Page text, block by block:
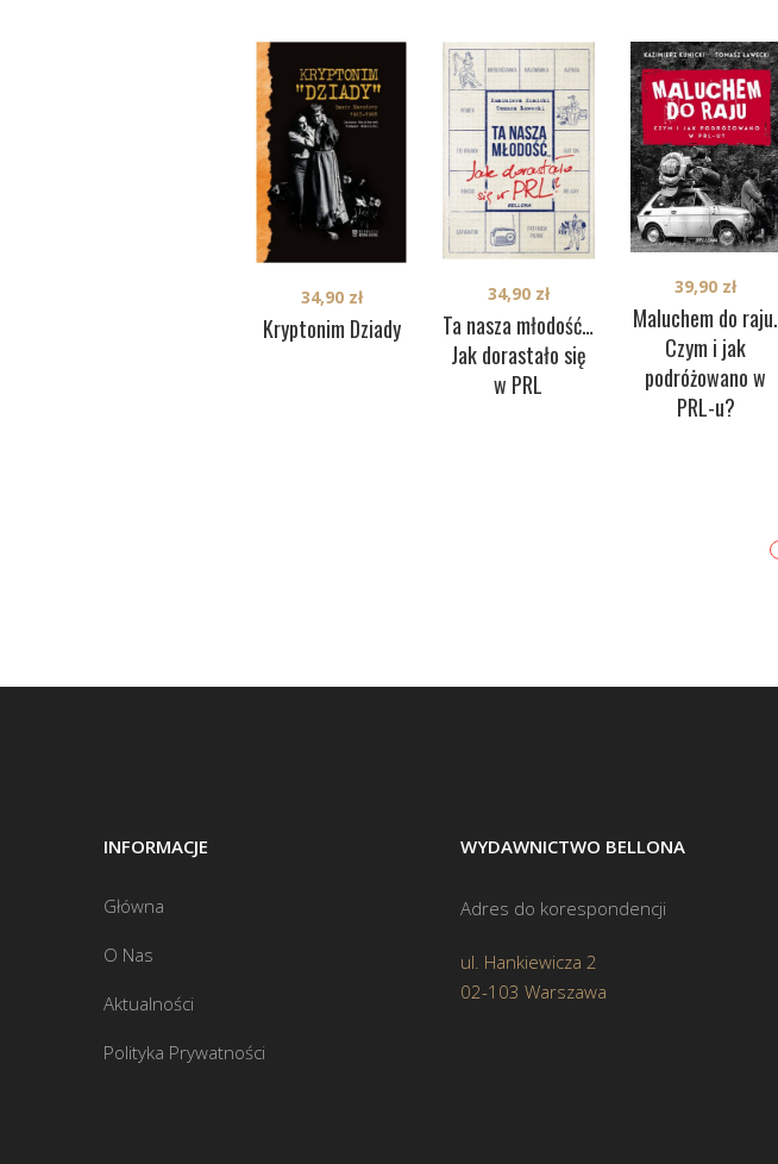
Kryptonim Dziady
34,90 zł
Ta nasza młodość…
Jak dorastało się
w PRL
34,90 zł
Maluchem do raju.
Czym i jak
podróżowano w
PRL-u?
39,90 zł
INFORMACJE
Główna
O Nas
Aktualności
Polityka Prywatności
WYDAWNICTWO BELLONA
Adres do korespondencji
ul. Hankiewicza 2
02-103 Warszawa